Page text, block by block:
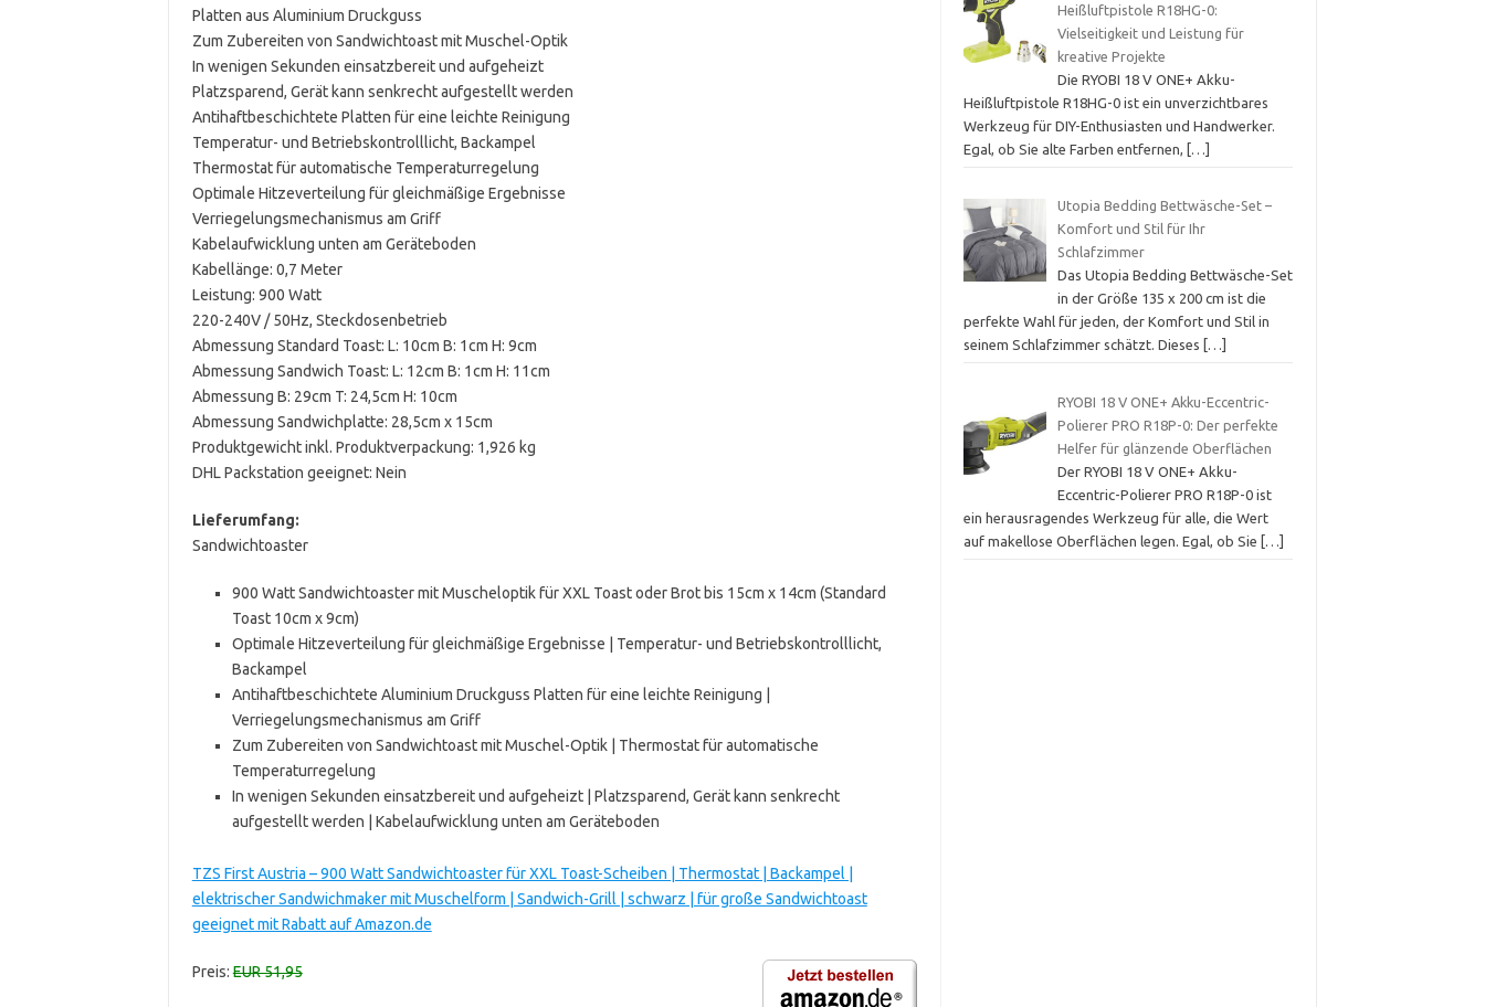
Platten aus Aluminium Druckguss
Zum Zubereiten von Sandwichtoast mit Muschel-Optik
In wenigen Sekunden einsatzbereit und aufgeheizt
Platzsparend, Gerät kann senkrecht aufgestellt werden
Antihaftbeschichtete Platten für eine leichte Reinigung
Temperatur- und Betriebskontrolllicht, Backampel
Thermostat für automatische Temperaturregelung
Optimale Hitzeverteilung für gleichmäßige Ergebnisse
Verriegelungsmechanismus am Griff
Kabelaufwicklung unten am Geräteboden
Kabellänge: 0,7 Meter
Leistung: 900 Watt
220-240V / 50Hz, Steckdosenbetrieb
Abmessung Standard Toast: L: 10cm B: 1cm H: 9cm
Abmessung Sandwich Toast: L: 12cm B: 1cm H: 11cm
Abmessung B: 29cm T: 24,5cm H: 10cm
Abmessung Sandwichplatte: 28,5cm x 15cm
Produktgewicht inkl. Produktverpackung: 1,926 kg
DHL Packstation geeignet: Nein
Lieferumfang:
Sandwichtoaster
900 Watt Sandwichtoaster mit Muscheloptik für XXL Toast oder Brot bis 15cm x 14cm (Standard
Toast 10cm x 9cm)
Optimale Hitzeverteilung für gleichmäßige Ergebnisse | Temperatur- und Betriebskontrolllicht,
Backampel
Antihaftbeschichtete Aluminium Druckguss Platten für eine leichte Reinigung |
Verriegelungsmechanismus am Griff
Zum Zubereiten von Sandwichtoast mit Muschel-Optik | Thermostat für automatische
Temperaturregelung
In wenigen Sekunden einsatzbereit und aufgeheizt | Platzsparend, Gerät kann senkrecht
aufgestellt werden | Kabelaufwicklung unten am Geräteboden
TZS First Austria – 900 Watt Sandwichtoaster für XXL Toast-Scheiben | Thermostat | Backampel |
elektrischer Sandwichmaker mit Muschelform | Sandwich-Grill | schwarz | für große Sandwichtoast
geeignet mit Rabatt auf Amazon.de
Preis:EUR 51,95
Heißluftpistole R18HG-0:
Vielseitigkeit und Leistung für
kreative Projekte
Die RYOBI 18 V ONE+ Akku-
Heißluftpistole R18HG-0 ist ein unverzichtbares
Werkzeug für DIY-Enthusiasten und Handwerker.
Egal, ob Sie alte Farben entfernen,
[…]
Utopia Bedding Bettwäsche-Set –
Komfort und Stil für Ihr
Schlafzimmer
Das Utopia Bedding Bettwäsche-Set
in der Größe 135 x 200 cm ist die
perfekte Wahl für jeden, der Komfort und Stil in
seinem Schlafzimmer schätzt. Dieses
[…]
RYOBI 18 V ONE+ Akku-Eccentric-
Polierer PRO R18P-0: Der perfekte
Helfer für glänzende Oberflächen
Der RYOBI 18 V ONE+ Akku-
Eccentric-Polierer PRO R18P-0 ist
ein herausragendes Werkzeug für alle, die Wert
auf makellose Oberflächen legen. Egal, ob Sie
[…]